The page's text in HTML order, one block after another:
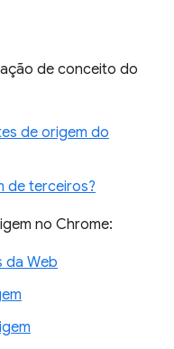
de conceito do
de origem do
de terceiros?
no Chrome:
da Web